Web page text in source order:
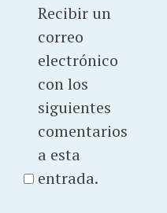
Recibir un
correo
electrónico
con los
siguientes
comentarios
a esta
entrada.